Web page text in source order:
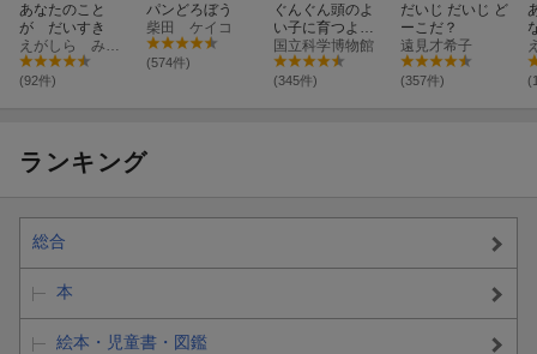
あなたのこと
が だいすき
えがしら みちこ
(92件)
パンどろぼう
柴田 ケイコ
(574件)
ぐんぐん頭のよ
い子に育つよみ
きかせ かがく
のお話25
国立科学博物館
(345件)
だいじ だいじ ど
ーこだ？
遠見才希子
(357件)
ランキング
総合
本
絵本・児童書・図鑑